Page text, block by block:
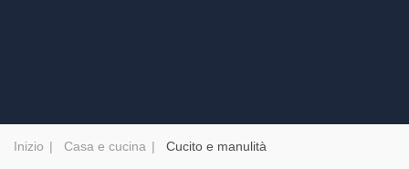
Inizio Casa e cucina Cucito e manulità